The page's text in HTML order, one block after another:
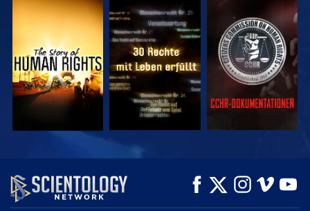
ANSEHEN ANSEHEN ANSEHEN
ANSEHEN
SERIE
ENTDECKEN